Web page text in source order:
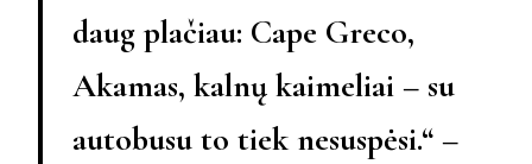
daug plačiau: Cape Greco,
Akamas, kalnų kaimeliai – su
autobusu to tiek nesuspėsi.“ –